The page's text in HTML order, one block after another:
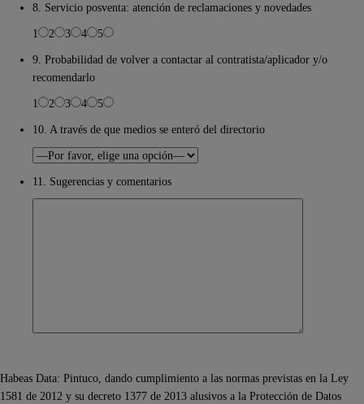
8. Servicio posventa: atención de reclamaciones y novedades
1
2 3 4
5
9. Probabilidad de volver a contactar al contratista/aplicador y/o
recomendarlo
1
2 3 4
5
10. A través de que medios se enteró del directorio
11. Sugerencias y comentarios
Habeas Data: Pintuco, dando cumplimiento a las normas previstas en la Ley
1581 de 2012 y su decreto 1377 de 2013 alusivos a la Protección de Datos